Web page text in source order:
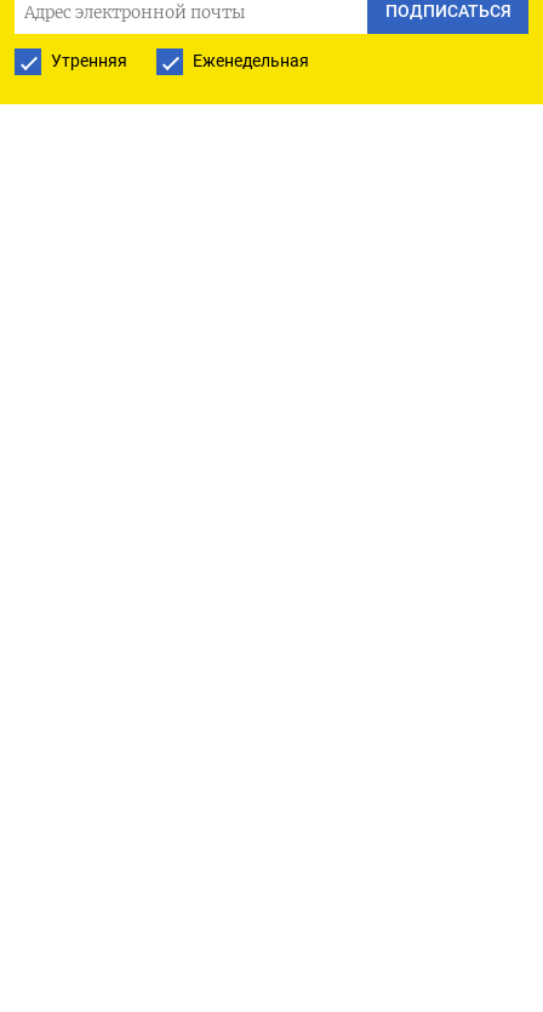
ПОДПИСАТЬСЯ
Утренняя Еженедельная
Оригинал сообщения на английском языке
доступен по коду: